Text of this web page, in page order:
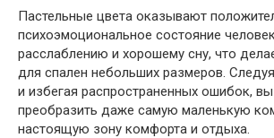
Пастельные цвета оказывают
психоэмоциональное состояние
расслаблению и хорошему сну, что
для спален небольших размеров.
и избегая распространенных ошибок,
преобразить даже самую маленькую
настоящую зону комфорта и отдыха.